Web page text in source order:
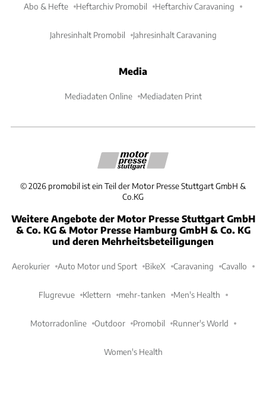
Abo & Hefte Heftarchiv Promobil Heftarchiv Caravaning
Jahresinhalt Promobil Jahresinhalt Caravaning
Media
Mediadaten Online Mediadaten Print
©2026 promobil ist ein Teil der Motor Presse Stuttgart GmbH &
Co.KG
Weitere Angebote der Motor Presse Stuttgart GmbH
& Co. KG & Motor Presse Hamburg GmbH & Co. KG
und deren Mehrheitsbeteiligungen
Aerokurier Auto Motor und Sport BikeX Caravaning Cavallo
Flugrevue Klettern mehr-tanken Men's Health
Motorradonline Outdoor Promobil Runner's World
Women's Health